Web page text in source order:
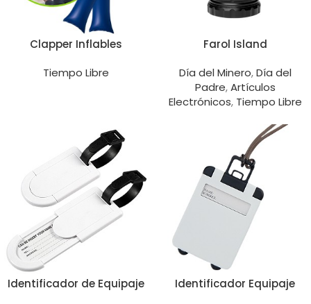
Clapper Inflables
Tiempo Libre
Farol Island
Día del Minero,Día del
Padre,Artículos
Electrónicos, Tiempo Libre
Identificador de Equipaje
Identificador Equipaje